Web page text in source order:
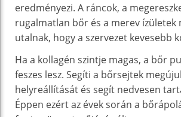
eredményezi. A ráncok, a
rugalmatlan bőr és a merev ízületek
utalnak, hogy a szervezet kevesebb
Ha a kollagén szintje magas, a bőr
feszes lesz. Segíti a bőrsejtek
helyreállítását és segít nedvesen
Éppen ezért az évek során a